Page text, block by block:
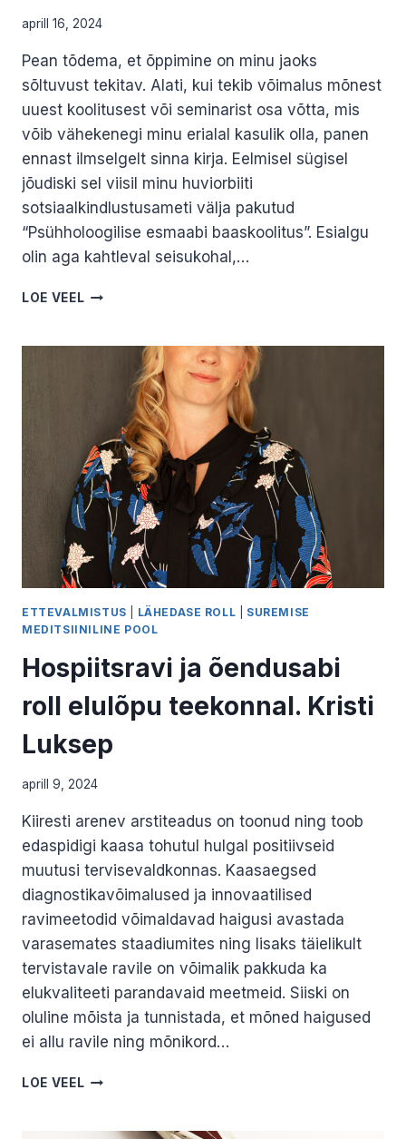
aprill 16, 2024
Pean tõdema, et õppimine on minu jaoks
sõltuvust tekitav. Alati, kui tekib võimalus mõnest
uuest koolitusest või seminarist osa võtta, mis
võib vähekenegi minu erialal kasulik olla, panen
ennast ilmselgelt sinna kirja. Eelmisel sügisel
jõudiski sel viisil minu huviorbiiti
sotsiaalkindlustusameti välja pakutud
“Psühholoogilise esmaabi baaskoolitus”. Esialgu
olin aga kahtleval seisukohal,…
LOE VEEL PSÜHHOLOOGILINE
MILLAL,
KELLELE?
KAJU
ETTEVALMISTUS LÄHEDASE ROLL
SUREMISE
MEDITSIINILINE POOL
Hospiitsravi ja õendusabi
roll elulõpu teekonnal. Kristi
Luksep
aprill 9, 2024
Kiiresti arenev arstiteadus on toonud ning toob
edaspidigi kaasa tohutul hulgal positiivseid
muutusi tervisevaldkonnas. Kaasaegsed
diagnostikavõimalused ja innovaatilised
ravimeetodid võimaldavad haigusi avastada
varasemates staadiumites ning lisaks täielikult
tervistavale ravile on võimalik pakkuda ka
elukvaliteeti parandavaid meetmeid. Siiski on
oluline mõista ja tunnistada, et mõned haigused
ei allu ravile ning mõnikord…
LOE VEEL HOSPIITSRAVI
ROLL